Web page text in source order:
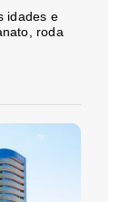
idades e
roda